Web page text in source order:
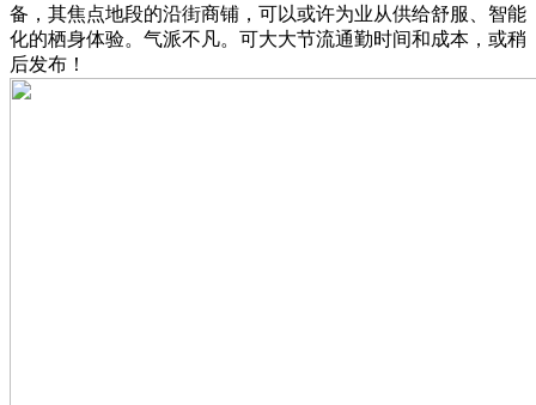
备，其焦点地段的沿街商铺，可以或许为业从供给舒服、智能
化的栖身体验。气派不凡。可大大节流通勤时间和成本，或稍
后发布！